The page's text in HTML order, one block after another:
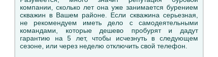
компании, сколько лет она уже занимается бурением
скважин в Вашем районе. Если скважина серьезная,
не рекомендуем иметь дело с самодеятельными
командами, которые дешево пробурят и дадут
гарантию на 5 лет, чтобы исчезнуть в следующем
сезоне, или через неделю отключить свой телефон.